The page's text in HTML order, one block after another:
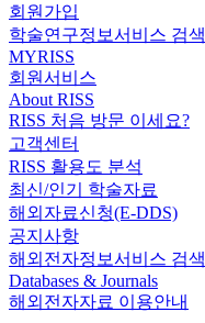
회원가입
학술연구정보서비스 검색
MYRISS
회원서비스
About RISS
RISS 처음 방문 이세요?
고객센터
RISS 활용도 분석
최신/인기 학술자료
해외자료신청(E-DDS)
공지사항
해외전자정보서비스 검색
Databases & Journals
해외전자자료 이용안내